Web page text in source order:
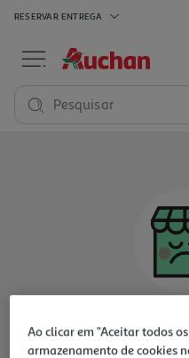
RESERVAR ENTREGA
Pesquisar
para a
Ao clicar em "Aceitar todos
armazenamento de cookies